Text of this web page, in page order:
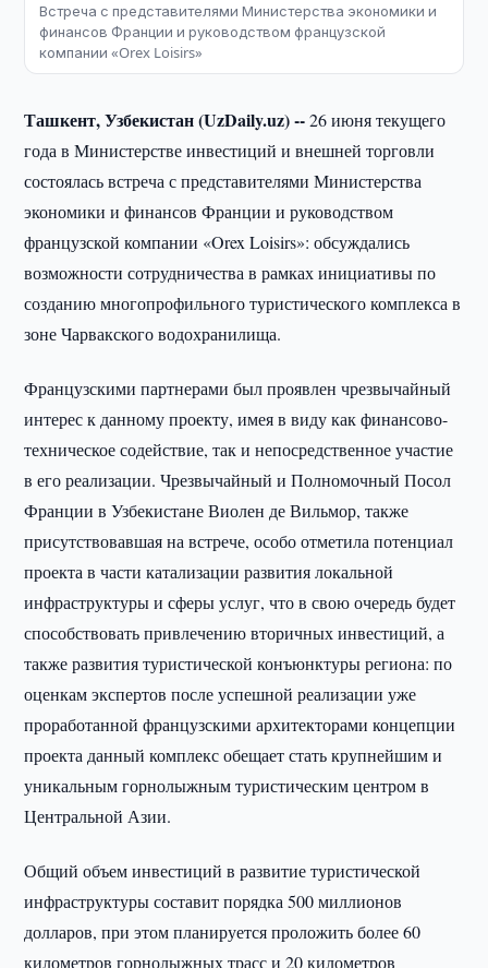
Встреча с представителями Министерства экономики и
финансов Франции и руководством французской
компании «Orex Loisirs»
Ташкент, Узбекистан (UzDaily.uz) --26 июня текущего
года в Министерстве инвестиций и внешней торговли
состоялась встреча с представителями Министерства
экономики и финансов Франции и руководством
французской компании «Orex Loisirs»: обсуждались
возможности сотрудничества в рамках инициативы по
созданию многопрофильного туристического комплекса в
зоне Чарвакского водохранилища.
Французскими партнерами был проявлен чрезвычайный
интерес к данному проекту, имея в виду как финансово-
техническое содействие, так и непосредственное участие
в его реализации. Чрезвычайный и Полномочный Посол
Франции в Узбекистане Виолен де Вильмор, также
присутствовавшая на встрече, особо отметила потенциал
проекта в части катализации развития локальной
инфраструктуры и сферы услуг, что в свою очередь будет
способствовать привлечению вторичных инвестиций, а
также развития туристической конъюнктуры региона: по
оценкам экспертов после успешной реализации уже
проработанной французскими архитекторами концепции
проекта данный комплекс обещает стать крупнейшим и
уникальным горнолыжным туристическим центром в
Центральной Азии.
Общий объем инвестиций в развитие туристической
инфраструктуры составит порядка 500 миллионов
долларов, при этом планируется проложить более 60
километров горнолыжных трасс и 20 километров